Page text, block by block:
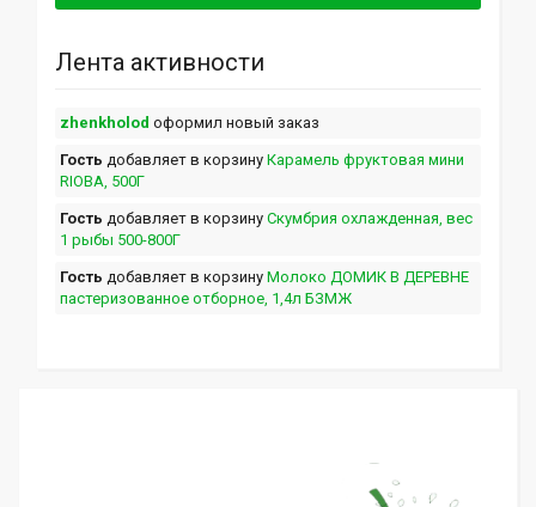
Лента активности
zhenkholod оформил новый заказ
Гость добавляет в корзину Карамель фруктовая мини
RIOBA, 500Г
Гость добавляет в корзину Скумбрия охлажденная, вес
1 рыбы 500-800Г
Гость добавляет в корзину Молоко ДОМИК В ДЕРЕВНЕ
пастеризованное отборное, 1,4л БЗМЖ